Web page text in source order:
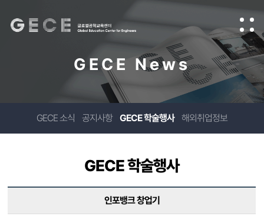
GECE News
GECE 소식 공지사항 GECE 학술행사 해외취업정보
GECE 학술행사
인포뱅크 창업기